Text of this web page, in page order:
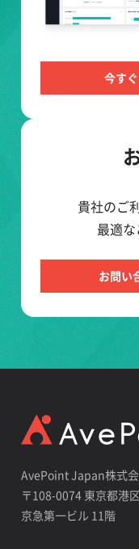
今す
貴社のご
最適な
お問い
AvePoint Japan株式
〒108-0074 東京都港
京急第一ビル 11階